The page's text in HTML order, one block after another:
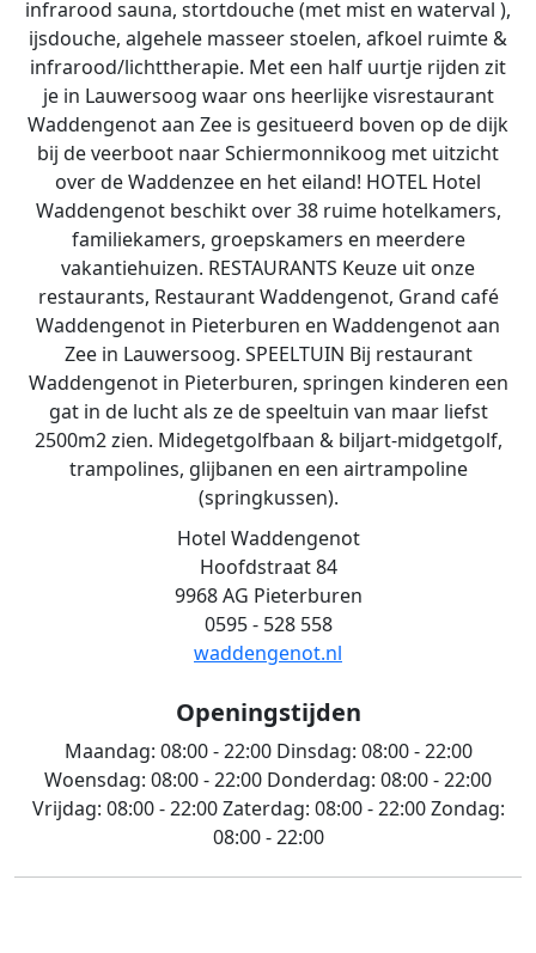
infrarood sauna, stortdouche (met mist en waterval ),
ijsdouche, algehele masseer stoelen, afkoel ruimte &
infrarood/lichttherapie. Met een half uurtje rijden zit
je in Lauwersoog waar ons heerlijke visrestaurant
Waddengenot aan Zee is gesitueerd boven op de dijk
bij de veerboot naar Schiermonnikoog met uitzicht
over de Waddenzee en het eiland! HOTEL Hotel
Waddengenot beschikt over 38 ruime hotelkamers,
familiekamers, groepskamers en meerdere
vakantiehuizen. RESTAURANTS Keuze uit onze
restaurants, Restaurant Waddengenot, Grand café
Waddengenot in Pieterburen en Waddengenot aan
Zee in Lauwersoog. SPEELTUIN Bij restaurant
Waddengenot in Pieterburen, springen kinderen een
gat in de lucht als ze de speeltuin van maar liefst
2500m2 zien. Midegetgolfbaan & biljart-midgetgolf,
trampolines, glijbanen en een airtrampoline
(springkussen).
Hotel Waddengenot
Hoofdstraat 84
9968 AG Pieterburen
0595 - 528 558
waddengenot.nl
Openingstijden
Maandag: 08:00 - 22:00Dinsdag: 08:00 - 22:00
Woensdag: 08:00 - 22:00 Donderdag: 08:00 - 22:00
Vrijdag: 08:00 - 22:00Zaterdag: 08:00 - 22:00Zondag:
08:00 - 22:00